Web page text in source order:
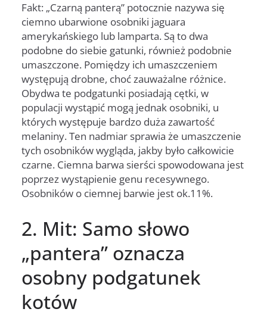
Fakt: „Czarną panterą” potocznie nazywa się
ciemno ubarwione osobniki jaguara
amerykańskiego lub lamparta. Są to dwa
podobne do siebie gatunki, również podobnie
umaszczone. Pomiędzy ich umaszczeniem
występują drobne, choć zauważalne różnice.
Obydwa te podgatunki posiadają cętki, w
populacji wystąpić mogą jednak osobniki, u
których występuje bardzo duża zawartość
melaniny. Ten nadmiar sprawia że umaszczenie
tych osobników wygląda, jakby było całkowicie
czarne. Ciemna barwa sierści spowodowana jest
poprzez wystąpienie genu recesywnego.
Osobników o ciemnej barwie jest ok.11%.
2. Mit: Samo słowo
„pantera” oznacza
osobny podgatunek
kotów